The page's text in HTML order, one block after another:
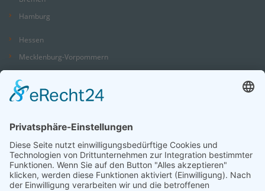
Hamburg
Hessen
Mecklenburg-Vorpommern
Niedersachsen
Nordrhein-Westfalen
Saarland
Sachsen
Sachsen-Anhalt
Schleswig-Holstein